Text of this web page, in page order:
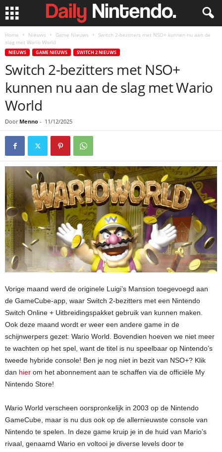
Home Nieuws Game Nieuws
Switch 2-bezitters met NSO+ kunnen nu aan de
slag met Wario World
NIEUWS GAME NIEUWS SWITCH 2 NIEUWS
Switch 2-bezitters met NSO+
kunnen nu aan de slag met Wario
World
Door Menno - 11/12/2025
Vorige maand werd de originele Luigi’s Mansion toegevoegd aan
de GameCube-app, waar Switch 2-bezitters met een Nintendo
Switch Online + Uitbreidingspakket gebruik van kunnen maken.
Ook deze maand wordt er weer een andere game in de
schijnwerpers gezet: Wario World. Bovendien hoeven we niet meer
te wachten op het spel, want de titel is nu speelbaar op Nintendo’s
tweede hybride console! Ben je nog niet in bezit van NSO+? Klik
dan hier om het abonnement aan te schaffen via de officiële My
Nintendo Store!
Wario World verscheen oorspronkelijk in 2003 op de Nintendo
GameCube, maar is nu dus ook op de allernieuwste console van
Nintendo te spelen. In deze game kruip je in de huid van Mario’s
rivaal, genaamd Wario en voltooi je diverse levels door te